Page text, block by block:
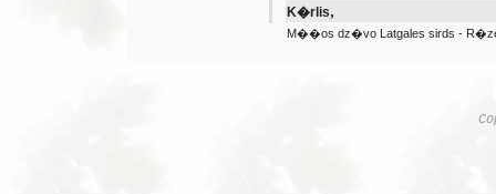
K�rlis,
M��os dz�vo Latgales sirds -